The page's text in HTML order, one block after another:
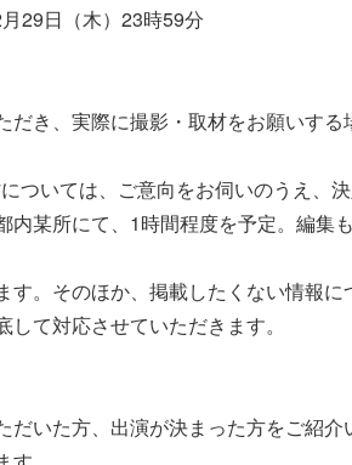
29日（木）23時59分
だき、実際に撮影・取材をお願いす
ついては、ご意向をお伺いのうえ、決
内某所にて、1時間程度を予定。編集
す。そのほか、掲載したくない情報
て対応させていただきます。
だいた方、出演が決まった方をご紹